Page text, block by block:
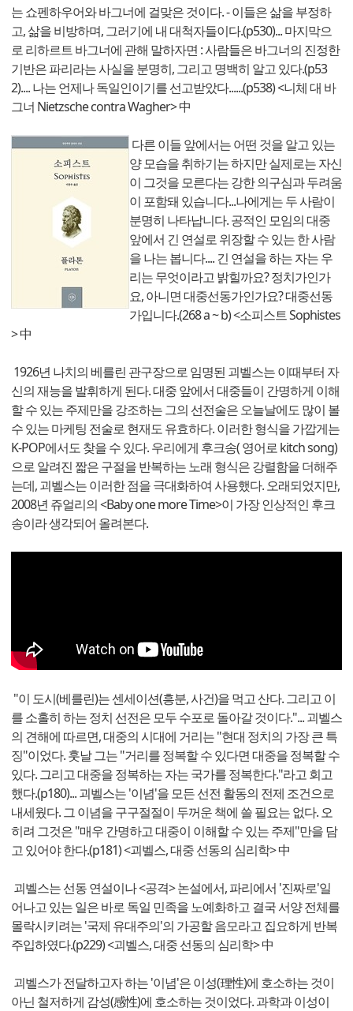
는 쇼펜하우어와 바그너에 걸맞은 것이다. - 이들은 삶을 부정하
고, 삶을 비방하며, 그러기에 내 대척자들이다.(p530)... 마지막으
로 리하르트 바그너에 관해 말하자면 : 사람들은 바그너의 진정한
기반은 파리라는 사실을 분명히, 그리고 명백히 알고 있다.(p53
2).... 나는 언제나 독일인이기를 선고받았다......(p538) <니체 대 바
그너 Nietzsche contra Wagher> 中
다른 이들 앞에서는 어떤 것을 알고 있는
양 모습을 취하기는 하지만 실제로는 자신
이 그것을 모른다는 강한 의구심과 두려움
이 포함돼 있습니다...나에게는 두 사람이
분명히 나타납니다. 공적인 모임의 대중
앞에서 긴 연설로 위장할 수 있는 한 사람
을 나는 봅니다.... 긴 연설을 하는 자는 우
리는 무엇이라고 밝힐까요? 정치가인가
요, 아니면 대중선동가인가요? 대중선동
가입니다.(268 a ~ b) <소피스트 Sophistes
> 中
1926년 나치의 베를린 관구장으로 임명된 괴벨스는 이때부터 자
신의 재능을 발휘하게 된다. 대중 앞에서 대중들이 간명하게 이해
할 수 있는 주제만을 강조하는 그의 선전술은 오늘날에도 많이 볼
수 있는 마케팅 전술로 현재도 유효하다. 이러한 형식을 가깝게는
K-POP에서도 찾을 수 있다. 우리에게 후크송( 영어로 kitch song)
으로 알려진 짧은 구절을 반복하는 노래 형식은 강렬함을 더해주
는데, 괴벨스는 이러한 점을 극대화하여 사용했다. 오래되었지만,
2008년 쥬얼리의 <Baby one more Time>이 가장 인상적인 후크
송이라 생각되어 올려본다.
"이 도시(베를린)는 센세이션(흥분, 사건)을 먹고 산다. 그리고 이
를 소홀히 하는 정치 선전은 모두 수포로 돌아갈 것이다."... 괴벨스
의 견해에 따르면, 대중의 시대에 거리는 "현대 정치의 가장 큰 특
징"이었다. 훗날 그는 "거리를 정복할 수 있다면 대중을 정복할 수
있다. 그리고 대중을 정복하는 자는 국가를 정복한다."라고 회고
했다.(p180)... 괴벨스는 '이념'을 모든 선전 활동의 전제 조건으로
내세웠다. 그 이념을 구구절절이 두꺼운 책에 쓸 필요는 없다. 오
히려 그것은 "매우 간명하고 대중이 이해할 수 있는 주제"만을 담
고 있어야 한다.(p181) <괴벨스, 대중 선동의 심리학> 中
괴벨스는 선동 연설이나 <공격> 논설에서, 파리에서 '진짜로'일
어나고 있는 일은 바로 독일 민족을 노예화하고 결국 서양 전체를
몰락시키려는 '국제 유대주의'의 가공할 음모라고 집요하게 반복
주입하였다.(p229) <괴벨스, 대중 선동의 심리학> 中
괴벨스가 전달하고자 하는 '이념'은 이성(理性)에 호소하는 것이
아닌 철저하게 감성(感性)에 호소하는 것이었다. 과학과 이성이